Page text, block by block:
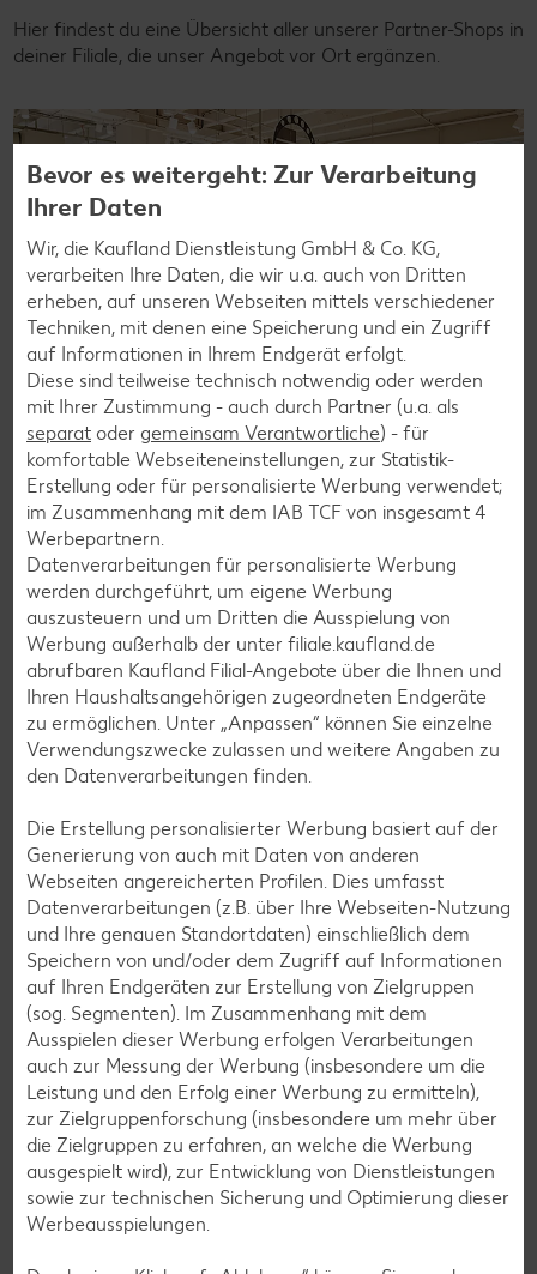
Hier findest du eine Übersicht aller unserer Partner-Shops in
deiner Filiale, die unser Angebot vor Ort ergänzen.
YUZU Sushi
Dein Sushi-Genuss in deiner Filiale: Erlebe bei YUZU eine
Auswahl von frisch zubereitetem Sushi, köstlichen Bowls,
knackigen Salaten und feinen Desserts. Du findest
entweder die YUZU Truhe oder den YUZU Shop in deiner
Filiale, in dem alles frisch zubereitet wird. Komm vorbei und
Services
Unsere Serviceleistungen
Deine Zufriedenheit ist für uns die oberste Priorität. Unser
Kundenversprechen und die Services, die wir anbieten,
siehst du hier auf einen Blick. Verpasse jetzt auch keine
Angebote und Aktionen mehr und lasse dich per
Newsletter oder unsere Messenger-Services immer
topaktuell über Neuigkeiten informieren.
Bevor es weitergeht: Zur Verarbeitung
Ihrer Daten
Wir, die Kaufland Dienstleistung GmbH & Co. KG,
verarbeiten Ihre Daten, die wir u.a. auch von Dritten
erheben, auf unseren Webseiten mittels verschiedener
Techniken, mit denen eine Speicherung und ein Zugriff
auf Informationen in Ihrem Endgerät erfolgt.
Diese sind teilweise technisch notwendig oder werden
mit Ihrer Zustimmung - auch durch Partner (u.a. als
separat oder gemeinsam Verantwortliche) - für
komfortable Webseiteneinstellungen, zur Statistik-
Erstellung oder für personalisierte Werbung verwendet;
im Zusammenhang mit dem IAB TCF von insgesamt 4
Werbepartnern.
Datenverarbeitungen für personalisierte Werbung
werden durchgeführt, um eigene Werbung
auszusteuern und um Dritten die Ausspielung von
Werbung außerhalb der unter filiale.kaufland.de
abrufbaren Kaufland Filial-Angebote über die Ihnen und
Ihren Haushaltsangehörigen zugeordneten Endgeräte
zu ermöglichen. Unter „Anpassen“ können Sie einzelne
Verwendungszwecke zulassen und weitere Angaben zu
den Datenverarbeitungen finden.
Die Erstellung personalisierter Werbung basiert auf der
Generierung von auch mit Daten von anderen
Webseiten angereicherten Profilen. Dies umfasst
Datenverarbeitungen (z.B. über Ihre Webseiten-Nutzung
und Ihre genauen Standortdaten) einschließlich dem
Speichern von und/oder dem Zugriff auf Informationen
auf Ihren Endgeräten zur Erstellung von Zielgruppen
(sog. Segmenten). Im Zusammenhang mit dem
Ausspielen dieser Werbung erfolgen Verarbeitungen
auch zur Messung der Werbung (insbesondere um die
Leistung und den Erfolg einer Werbung zu ermitteln),
zur Zielgruppenforschung (insbesondere um mehr über
die Zielgruppen zu erfahren, an welche die Werbung
ausgespielt wird), zur Entwicklung von Dienstleistungen
sowie zur technischen Sicherung und Optimierung dieser
Werbeausspielungen.